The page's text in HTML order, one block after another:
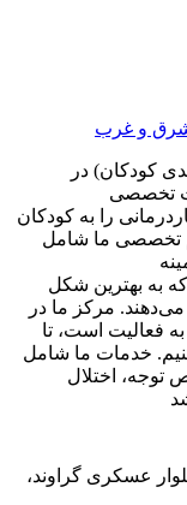
کودکان) در
تخصصی
را به کودکان
تخصصی ما شامل
به بهترین شکل
مرکز ما در
فعالیت است، تا
خدمات ما شامل
توجه، اختلال
عسکری گراوند،